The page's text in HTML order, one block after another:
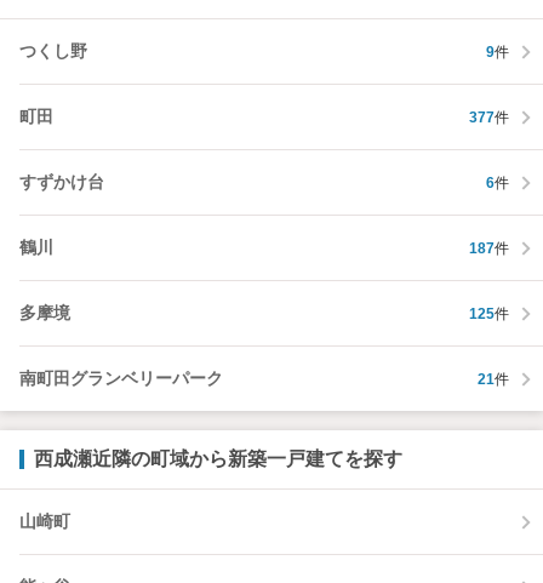
つくし野 9件
町田 377件
すずかけ台 6件
鶴川 187件
多摩境 125件
南町田グランベリーパーク 21件
西成瀬近隣の町域から新築一戸建てを探す
山崎町